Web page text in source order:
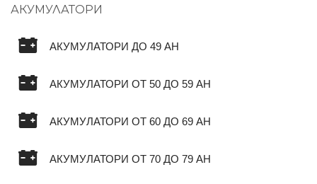
АКУМУЛАТОРИ
АКУМУЛАТОРИ ДО 49 AH
АКУМУЛАТОРИ ОТ 50 ДО 59 AH
АКУМУЛАТОРИ ОТ 60 ДО 69 AH
АКУМУЛАТОРИ ОТ 70 ДО 79 AH